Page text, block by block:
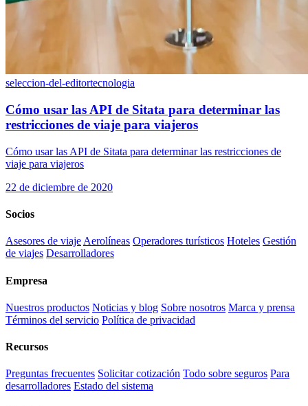
seleccion-del-editortecnologia
Cómo usar las API de Sitata para determinar las
restricciones de viaje para viajeros
Cómo usar las API de Sitata para determinar las restricciones de
viaje para viajeros
22 de diciembre de 2020
Socios
Asesores de viaje Aerolíneas Operadores turísticos Hoteles Gestión
de viajes Desarrolladores
Empresa
Nuestros productos Noticias y blog Sobre nosotros Marca y prensa
Términos del servicio Política de privacidad
Recursos
Preguntas frecuentes Solicitar cotización Todo sobre seguros Para
desarrolladores Estado del sistema